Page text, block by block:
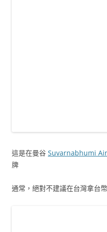
這是在曼谷 Suvarnabhumi
牌
通常，絕對不建議在台灣拿台